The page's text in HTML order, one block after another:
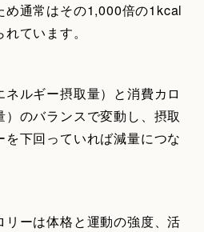
め通常はその1,000倍の1kcal
ています。
ルギー摂取量）と消費カロ
のバランスで変動し、摂取
下回っていれば減量につな
ーは体格と運動の強度、活